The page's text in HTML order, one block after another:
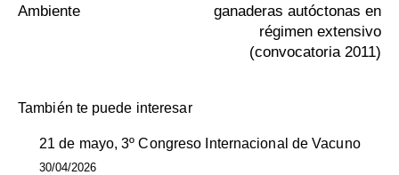
Ambiente
ganaderas autóctonas en
régimen extensivo
(convocatoria 2011)
También te puede interesar
21 de mayo, 3º Congreso Internacional de Vacuno
30/04/2026